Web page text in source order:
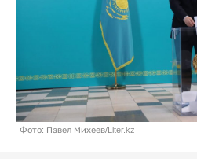
Фото: Павел Михеев/Liter.kz